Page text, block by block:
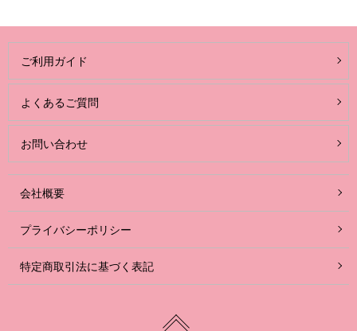
ご利用ガイド
よくあるご質問
お問い合わせ
会社概要
プライバシーポリシー
特定商取引法に基づく表記